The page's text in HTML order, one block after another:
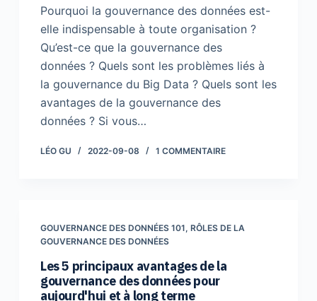
Pourquoi la gouvernance des données est-
elle indispensable à toute organisation ?
Qu’est-ce que la gouvernance des
données ? Quels sont les problèmes liés à
la gouvernance du Big Data ? Quels sont les
avantages de la gouvernance des
données ? Si vous…
LÉO GU 2022-09-08 1 COMMENTAIRE
GOUVERNANCE DES DONNÉES 101, RÔLES DE LA
GOUVERNANCE DES DONNÉES
Les 5 principaux avantages de la
gouvernance des données pour
aujourd'hui et à long terme